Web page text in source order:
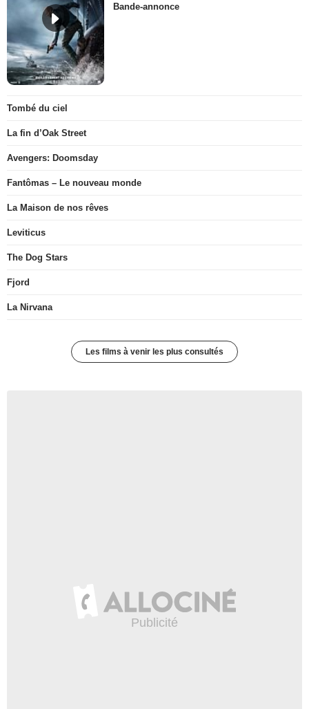
Bande-annonce
Tombé du ciel
La fin d’Oak Street
Avengers: Doomsday
Fantômas – Le nouveau monde
La Maison de nos rêves
Leviticus
The Dog Stars
Fjord
La Nirvana
Les films à venir les plus consultés